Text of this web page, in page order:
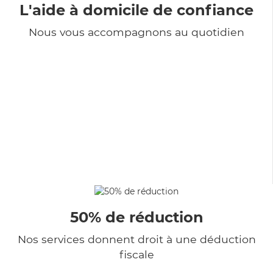
L'aide à domicile de confiance
Nous vous accompagnons au quotidien
50% de réduction
Nos services donnent droit à une déduction
fiscale